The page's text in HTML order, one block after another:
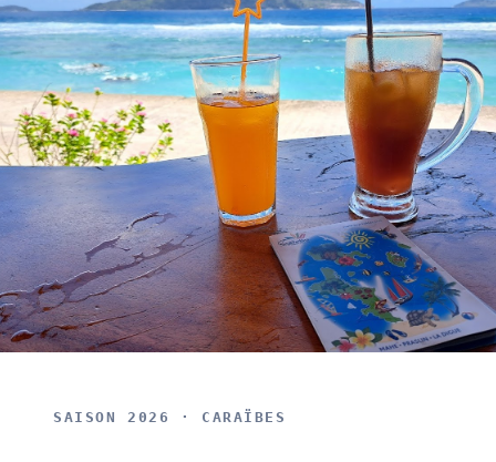
SAISON 2026 · CARAÏBES